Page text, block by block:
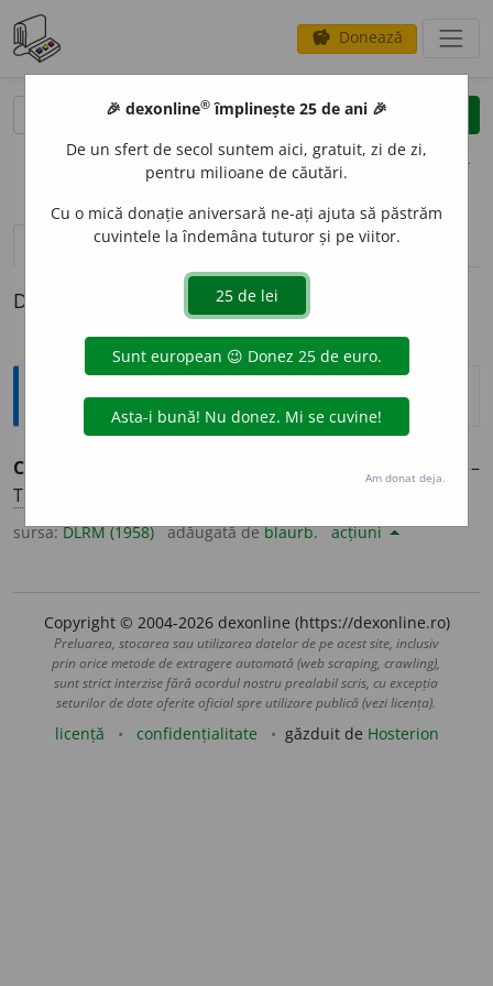
savings Donează
clear
opțiuni
definiții (1) pronunțievolume_up (11)
Definiția cu ID-ul 1368984:
Explicative DEX
COB
) Un fel de fluier sau de caval. –
Tc.
sursa:DLRM (1958) adăugată deblaurb. acțiuni
Copyright © 2004-2026 dexonline (https://dexonline.ro)
Preluarea, stocarea sau utilizarea datelor de pe acest site, inclusiv
prin orice metode de extragere automată (web scraping, crawling),
sunt strict interzise fără acordul nostru prealabil scris, cu excepția
seturilor de date oferite oficial spre utilizare publică (vezi licența).
licență confidențialitate găzduit de Hosterion
🎉 dexonline® împlinește 25 de ani 🎉
De un sfert de secol suntem aici, gratuit, zi de zi,
pentru milioane de căutări.
Cu o mică donație aniversară ne-ați ajuta să păstrăm
cuvintele la îndemâna tuturor și pe viitor.
Am donat deja.